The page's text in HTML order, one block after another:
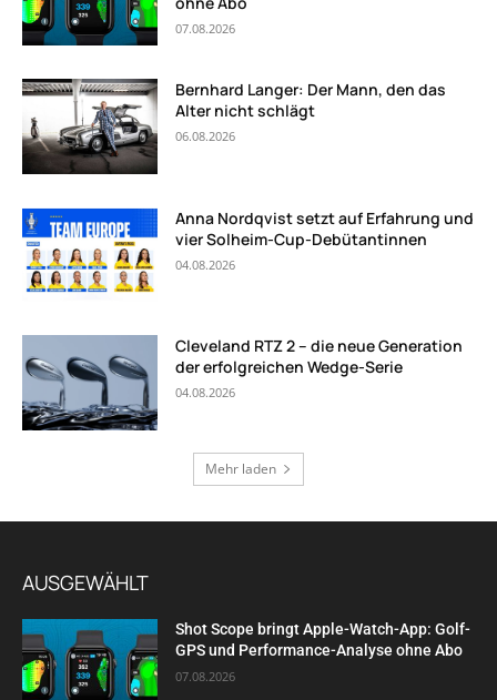
07.08.2026
Bernhard Langer: Der Mann, den das
Alter nicht schlägt
06.08.2026
Anna Nordqvist setzt auf Erfahrung und
vier Solheim-Cup-Debütantinnen
04.08.2026
Cleveland RTZ 2 – die neue Generation
der erfolgreichen Wedge-Serie
04.08.2026
Mehr laden
AUSGEWÄHLT
Shot Scope bringt Apple-Watch-App: Golf-
GPS und Performance-Analyse ohne Abo
07.08.2026